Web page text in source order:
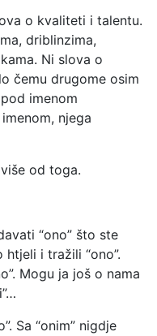
o kvaliteti i talentu.
driblinzima,
Ni slova o
čemu drugome osim
imenom
njega
od toga.
“ono” što ste
i tražili “ono”.
Mogu ja još o nama
Sa “onim” nigdje